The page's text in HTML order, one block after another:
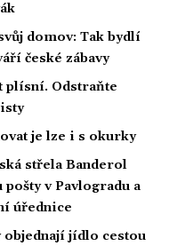
domov: Tak bydlí
české zábavy
plísní. Odstraňte
je lze i s okurky
střela Banderol
v Pavlogradu a
úřednice
objednají jídlo cestou